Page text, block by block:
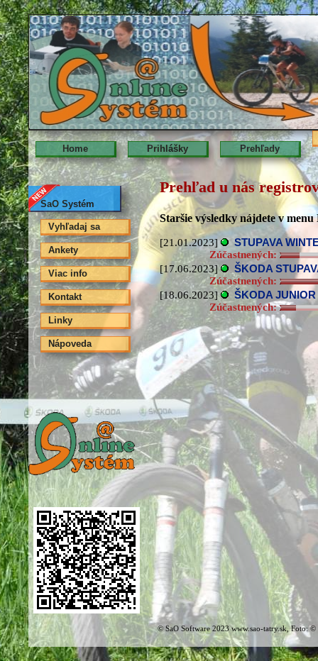
Home Prihlášky Prehľady
SaO Systém
Vyhľadaj sa
Ankety
Viac info
Kontakt
Linky
Nápoveda
Prehľad u nás
Staršie výsledky nájdete v menu
[21.01.2023]
STUPAVA
Zúčastnených:
[17.06.2023]
ŠKODA
Zúčastnených:
[18.06.2023]
ŠKODA
Zúčastnených:
© SaO Software 2023 www.sao-tatry.sk, Foto: